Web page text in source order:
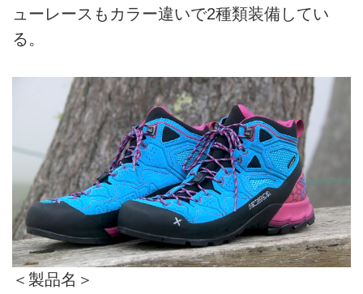
ューレースもカラー違いで2種類装備してい
る。
＜製品名＞